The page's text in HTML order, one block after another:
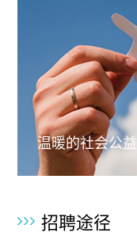
温暖的社会公益
招聘途径